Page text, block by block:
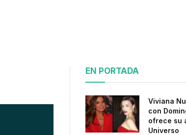
EN PORTADA
Viviana
con
ofrece su
Universo